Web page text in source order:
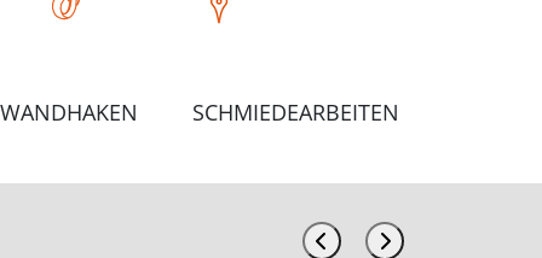
WANDHAKEN SCHMIEDEARBEITEN